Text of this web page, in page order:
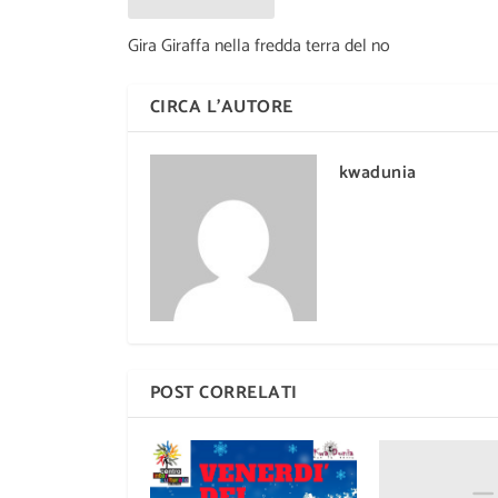
Gira Giraffa nella fredda terra del no
CIRCA L'AUTORE
kwadunia
POST CORRELATI